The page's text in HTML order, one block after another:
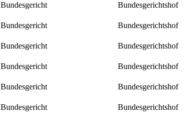
Bundesgericht Bundesgerichtshof
Bundesgericht Bundesgerichtshof
Bundesgericht Bundesgerichtshof
Bundesgericht Bundesgerichtshof
Bundesgericht Bundesgerichtshof
Bundesgericht Bundesgerichtshof